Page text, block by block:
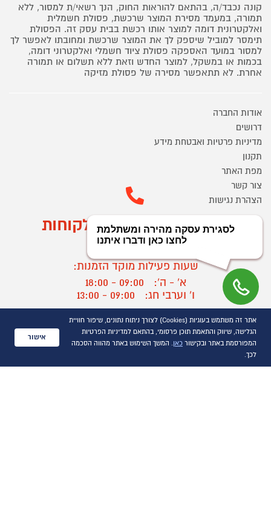
קונה נכבד/ה, בהתאם להוראות החוק, הנך רשאי/ת למסור, ללא
תמורה, במעמד מסירת המוצר שרכשת, פסולת חשמלית
ואלקטרונית דומה למוצר אותו רכשת בבית עסק זה. הפסולת
תימסר למוביל שיספק לך את המוצר שרכשת ומחובתו לאפשר לך
למסור במועד האספקה פסולת ציוד חשמלי ואלקטרוני דומה,
בכמות או במשקל, למוצר החדש וזאת ללא תשלום או תמורה
אחרת. לא תתאפשר מסירה של פסולת מזיקה
אודות החברה
דרושים
מדיניות פרטיות ואבטחת מידע
תקנון
מפת האתר
צור קשר
הצהרת נגישות
מוקד הזמנות ושירות לקוחות
03-9545370
שעות פעילות מוקד הזמנות:
א' - ה':
09:00 - 18:00
ו' וערבי חג:
09:00 - 13:00
שעות פעילות מוקד שירות לקוחות:
א' - ד':
09:00 - 16:30
ה :
09:00 - 16:00
אתר זה משתמש בעוגיות (Cookies) לצורך ניתוח נתונים, שיפור חוויית
הגלישה, שיווק והתאמת תוכן פרסומי, בהתאם למדיניות הפרטיות
המפורסמת באתר ובקישור כאן. המשך השימוש באתר מהווה הסכמה
לכך.
אישור